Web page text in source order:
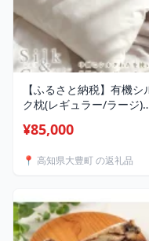
【ふるさと納税】有機シ
ク枕(レギュラー/ラージ)
¥85,000
📍 高知県大豊町 の返礼品